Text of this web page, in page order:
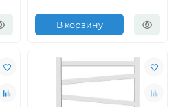
В корзину